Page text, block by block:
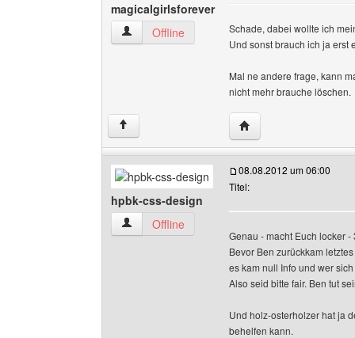
magicalgirlsforever
magicalgirlsforever Benutzer-Profile anzeigen
Offline
Schade, dabei wollte ich
Und sonst brauch ich ja
Mal ne andere frage, kann
nicht mehr brauche löschen.
↑ Website dieses
hpbk-css-design
hpbk-css-design Benutzer-Profile anzeigen
Offline
08.08.2012 um 06:00
Titel:
Genau - macht Euch locker
Bevor Ben zurückkam
es kam null Info und wer
Also seid bitte fair. Ben tut
Und holz-osterholzer hat ja
behelfen kann.